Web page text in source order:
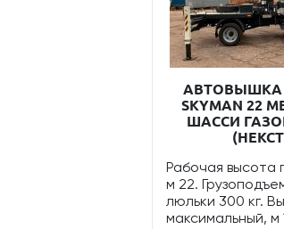
АВТОВЫШКА
SKYMAN 22
ШАССИ
Рабочая высота
м 22.
люльки 300 кг.
максимальный, м